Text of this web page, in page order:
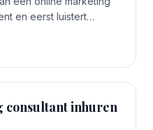
en eerst luistert
consultant inhuren